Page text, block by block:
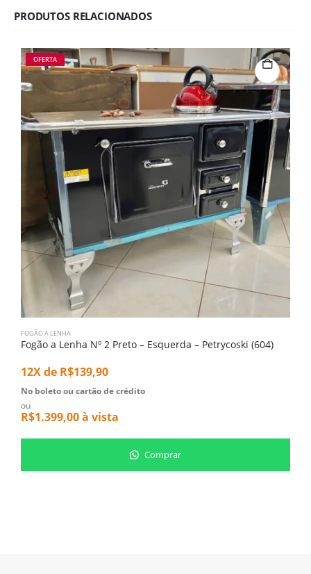
PRODUTOS RELACIONADOS
OFERTA
FOGÃO A LENHA
Fogão a Lenha Nº 2 Preto – Esquerda – Petrycoski (604)
12X de R$139,90
No boleto ou cartão de crédito
ou
R$1.399,00à vista
Comprar